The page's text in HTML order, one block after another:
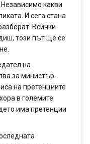
какви
И сега стана
Всички
този път ще се
на
за министър-
на претенциите
в големите
има претенции